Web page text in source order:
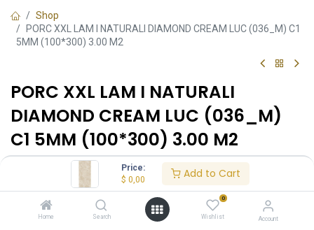
Price:
$ 0,00 Add to Cart
Home Search
0
Wishlist Account
Shop
PORC XXL LAM I NATURALI DIAMOND CREAM LUC (036_M) C1
5MM (100*300) 3.00 M2
PORC XXL LAM I NATURALI
DIAMOND CREAM LUC (036_M)
C1 5MM (100*300) 3.00 M2
O0340020145C1
Ambiente